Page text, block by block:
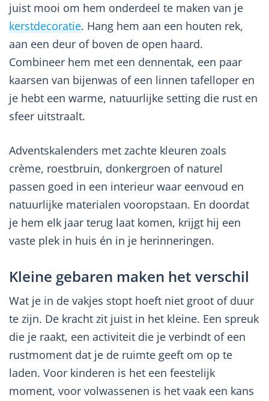
juist mooi om hem onderdeel te maken van je
kerstdecoratie. Hang hem aan een houten rek,
aan een deur of boven de open haard.
Combineer hem met een dennentak, een paar
kaarsen van bijenwas of een linnen tafelloper en
je hebt een warme, natuurlijke setting die rust en
sfeer uitstraalt.
Adventskalenders met zachte kleuren zoals
crème, roestbruin, donkergroen of naturel
passen goed in een interieur waar eenvoud en
natuurlijke materialen vooropstaan. En doordat
je hem elk jaar terug laat komen, krijgt hij een
vaste plek in huis én in je herinneringen.
Kleine gebaren maken het verschil
Wat je in de vakjes stopt hoeft niet groot of duur
te zijn. De kracht zit juist in het kleine. Een spreuk
die je raakt, een activiteit die je verbindt of een
rustmoment dat je de ruimte geeft om op te
laden. Voor kinderen is het een feestelijk
moment, voor volwassenen is het vaak een kans